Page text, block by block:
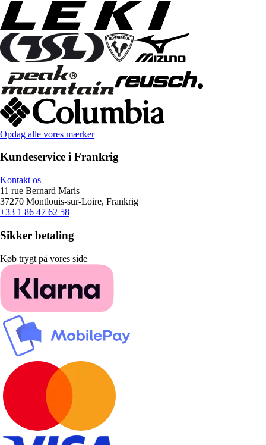
Opdag alle vores mærker
Kundeservice i Frankrig
Kontakt os
11 rue Bernard Maris
37270 Montlouis-sur-Loire, Frankrig
+33 1 86 47 62 58
Sikker betaling
Køb trygt på vores side